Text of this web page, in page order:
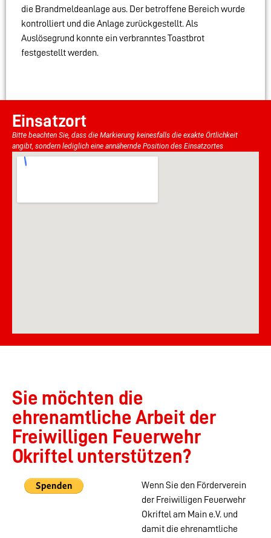
die Brandmeldeanlage aus. Der betroffene Bereich wurde
kontrolliert und die Anlage zurückgestellt. Als
Auslösegrund konnte ein verbranntes Toastbrot
festgestellt werden.
Einsatzort
Bitte beachten Sie, dass die Markierung keinesfalls die exakte Örtlichkeit
angibt, sondern lediglich eine annähernde Position des Einsatzortes
Sie möchten die
ehrenamtliche Arbeit der
Freiwilligen Feuerwehr
Okriftel unterstützen?
Wenn Sie den Förderverein
der Freiwilligen Feuerwehr
Okriftel am Main e.V. und
damit die ehrenamtliche